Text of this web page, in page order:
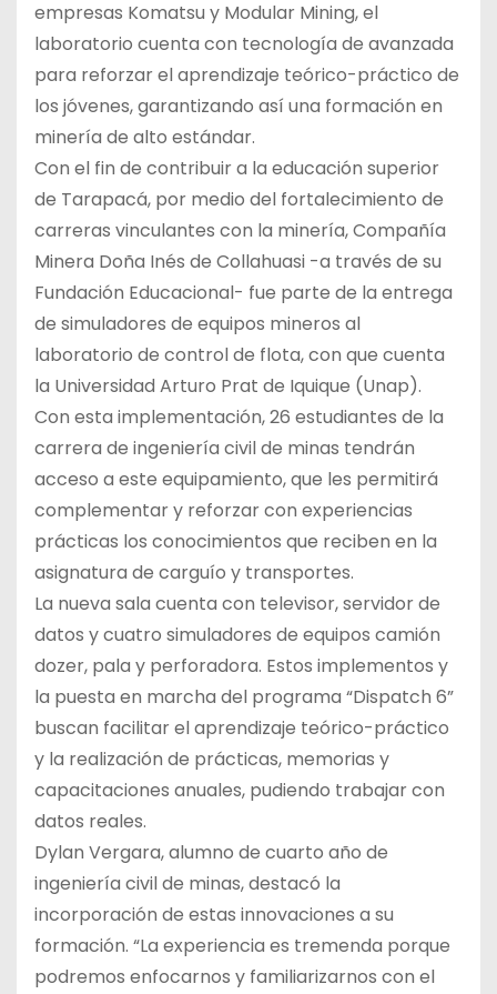
empresas Komatsu y Modular Mining, el
laboratorio cuenta con tecnología de avanzada
para reforzar el aprendizaje teórico-práctico de
los jóvenes, garantizando así una formación en
minería de alto estándar.
Con el fin de contribuir a la educación superior
de Tarapacá, por medio del fortalecimiento de
carreras vinculantes con la minería, Compañía
Minera Doña Inés de Collahuasi -a través de su
Fundación Educacional- fue parte de la entrega
de simuladores de equipos mineros al
laboratorio de control de flota, con que cuenta
la Universidad Arturo Prat de Iquique (Unap).
Con esta implementación, 26 estudiantes de la
carrera de ingeniería civil de minas tendrán
acceso a este equipamiento, que les permitirá
complementar y reforzar con experiencias
prácticas los conocimientos que reciben en la
asignatura de carguío y transportes.
La nueva sala cuenta con televisor, servidor de
datos y cuatro simuladores de equipos camión
dozer, pala y perforadora. Estos implementos y
la puesta en marcha del programa “Dispatch 6”
buscan facilitar el aprendizaje teórico-práctico
y la realización de prácticas, memorias y
capacitaciones anuales, pudiendo trabajar con
datos reales.
Dylan Vergara, alumno de cuarto año de
ingeniería civil de minas, destacó la
incorporación de estas innovaciones a su
formación. “La experiencia es tremenda porque
podremos enfocarnos y familiarizarnos con el